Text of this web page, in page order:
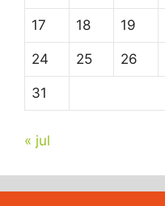
17 18 19
24 25 26
31
« jul